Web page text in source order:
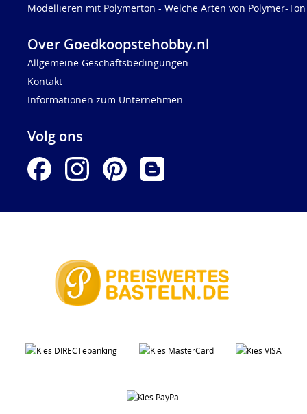
Modellieren mit Polymerton - Welche Arten von Polymer-
Over Goedkoopstehobby.nl
Allgemeine Geschäftsbedingungen
Kontakt
Informationen zum Unternehmen
Volg ons